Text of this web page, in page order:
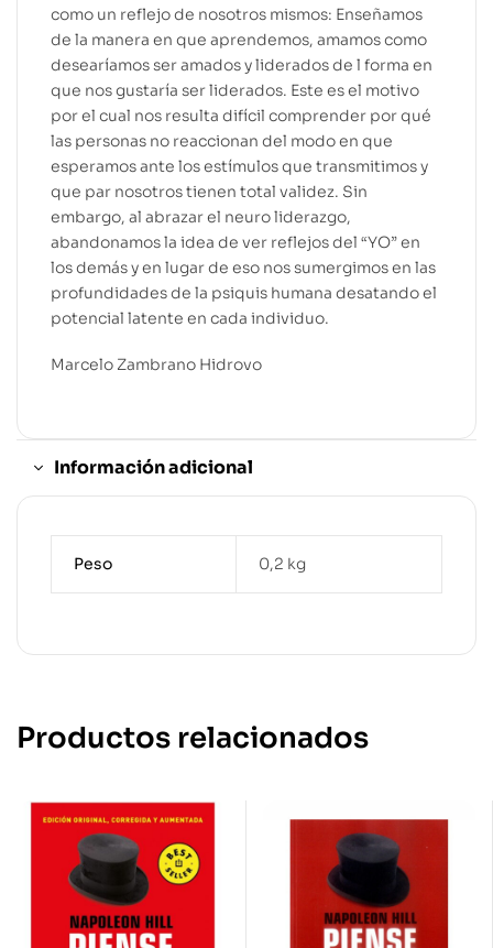
como un reflejo de nosotros mismos: Enseñamos
de la manera en que aprendemos, amamos como
desearíamos ser amados y liderados de l forma en
que nos gustaría ser liderados. Este es el motivo
por el cual nos resulta difícil comprender por qué
las personas no reaccionan del modo en que
esperamos ante los estímulos que transmitimos y
que par nosotros tienen total validez. Sin
embargo, al abrazar el neuro liderazgo,
abandonamos la idea de ver reflejos del “YO” en
los demás y en lugar de eso nos sumergimos en las
profundidades de la psiquis humana desatando el
potencial latente en cada individuo.
Marcelo Zambrano Hidrovo
Información adicional
Peso 0,2 kg
Productos relacionados